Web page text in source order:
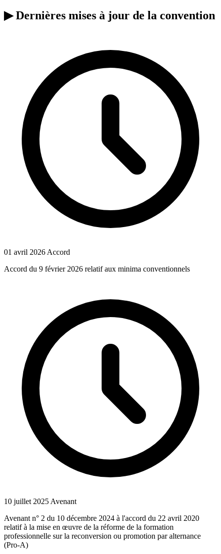
▶Dernières mises à jour de la convention
01 avril 2026 Accord
Accord du 9 février 2026 relatif aux minima conventionnels
10 juillet 2025 Avenant
Avenant n° 2 du 10 décembre 2024 à l'accord du 22 avril 2020
relatif à la mise en œuvre de la réforme de la formation
professionnelle sur la reconversion ou promotion par alternance
(Pro-A)